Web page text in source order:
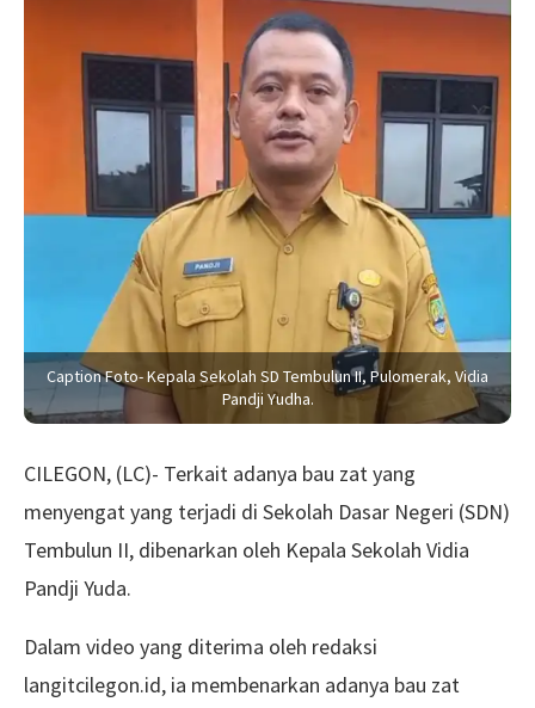
Caption Foto- Kepala Sekolah SD Tembulun II, Pulomerak, Vidia
Pandji Yudha.
CILEGON, (LC)- Terkait adanya bau zat yang
menyengat yang terjadi di Sekolah Dasar Negeri (SDN)
Tembulun II, dibenarkan oleh Kepala Sekolah Vidia
Pandji Yuda.
Dalam video yang diterima oleh redaksi
langitcilegon.id, ia membenarkan adanya bau zat